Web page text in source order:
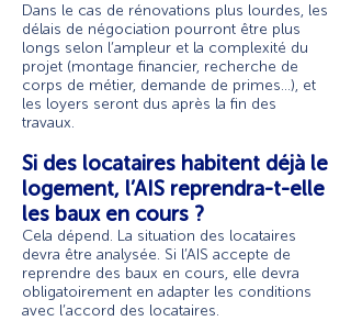
Dans le cas de rénovations plus lourdes, les
délais de négociation pourront être plus
longs selon l’ampleur et la complexité du
projet (montage financier, recherche de
corps de métier, demande de primes…), et
les loyers seront dus après la fin des
travaux.
Si des locataires habitent déjà le
logement, l’AIS reprendra-t-elle
les baux en cours ?
Cela dépend. La situation des locataires
devra être analysée. Si l’AIS accepte de
reprendre des baux en cours, elle devra
obligatoirement en adapter les conditions
avec l’accord des locataires.